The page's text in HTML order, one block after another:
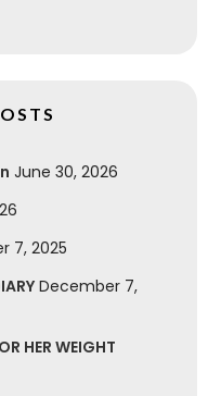
June 30, 2026
7, 2025
December 7,
HER WEIGHT